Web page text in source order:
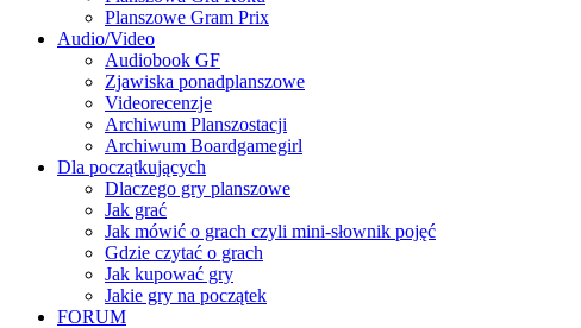
Planszowe Gram Prix
Audio/Video
Audiobook GF
Zjawiska ponadplanszowe
Videorecenzje
Archiwum Planszostacji
Archiwum Boardgamegirl
Dla początkujących
Dlaczego gry planszowe
Jak grać
Jak mówić o grach czyli mini-słownik pojęć
Gdzie czytać o grach
Jak kupować gry
Jakie gry na początek
FORUM